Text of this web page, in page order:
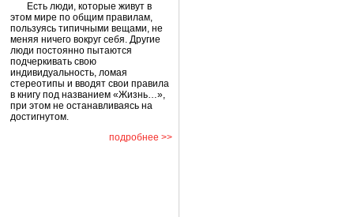
Есть люди, которые живут в
этом мире по общим правилам,
пользуясь типичными вещами, не
меняя ничего вокруг себя. Другие
люди постоянно пытаются
подчеркивать свою
индивидуальность, ломая
стереотипы и вводят свои правила
в книгу под названием «Жизнь…»,
при этом не останавливаясь на
достигнутом.
подробнее >>